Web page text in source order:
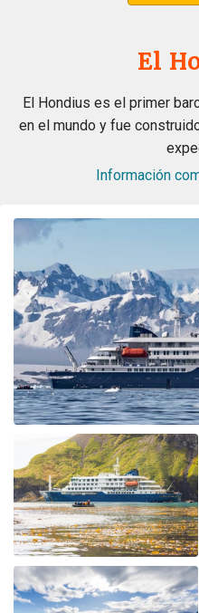
into the Antarctic
por Mark Combes Antártida
This trip was superb from
told it wasn't a cruise but
comforts a great crew,
leaders team that were so
a fantastic trip. After
which was relatively
Neko Harbour. We were
exploring the Bays seeing
Whales. The ice conditions
"Antarctic Circle" with
following us. We had a
the "Gunnel" towards
heard alot about and it
icebergs and Peninsular
visited Stonington Island
Antarctic Bases, what a
interesting. Moving back
Peninsular we also visited
Island. Back in the
days we were out in them
for lunch in-between and
spotted at Foyn Harbour &
El
El Hondius es el primer
en el mundo y fue
Información